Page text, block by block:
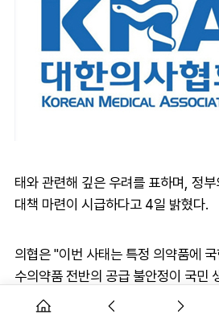
태와 관련해 깊은 우려를 표하며, 정
대책 마련이 시급하다고 4일 밝혔다.
의협은 "이번 사태는 특정 의약품에
수의약품 전반의 공급 불안정이 국민
사안임을 보여주고 있다"고 지적했다.